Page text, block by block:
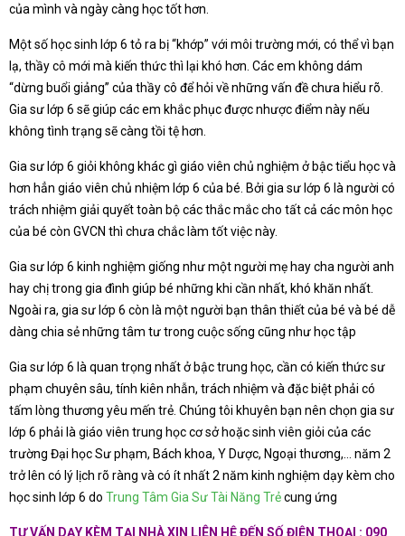
của mình và ngày càng học tốt hơn.
Một số học sinh lớp 6 tỏ ra bị “khớp” với môi trường mới, có thể vì bạn
lạ, thầy cô mới mà kiến thức thì lại khó hơn. Các em không dám
“dừng buổi giảng” của thầy cô để hỏi về những vấn đề chưa hiểu rõ.
Gia sư lớp 6 sẽ giúp các em khắc phục được nhược điểm này nếu
không tình trạng sẽ càng tồi tệ hơn.
Gia sư lớp 6 giỏi không khác gì giáo viên chủ nghiệm ở bậc tiểu học và
hơn hẳn giáo viên chủ nhiệm lớp 6 của bé. Bởi gia sư lớp 6 là người có
trách nhiệm giải quyết toàn bộ các thắc mắc cho tất cả các môn học
của bé còn GVCN thì chưa chắc làm tốt việc này.
Gia sư lớp 6 kinh nghiệm giống như một người mẹ hay cha người anh
hay chị trong gia đình giúp bé những khi cần nhất, khó khăn nhất.
Ngoài ra, gia sư lớp 6 còn là một người bạn thân thiết của bé và bé dễ
dàng chia sẻ những tâm tư trong cuộc sống cũng như học tập
Gia sư lớp 6 là quan trọng nhất ở bậc trung học, cần có kiến thức sư
phạm chuyên sâu, tính kiên nhẫn, trách nhiệm và đặc biệt phải có
tấm lòng thương yêu mến trẻ. Chúng tôi khuyên bạn nên chọn gia sư
lớp 6 phải là giáo viên trung học cơ sở hoặc sinh viên giỏi của các
trường Đại học Sư phạm, Bách khoa, Y Dược, Ngoại thương,… năm 2
trở lên có lý lịch rõ ràng và có ít nhất 2 năm kinh nghiệm dạy kèm cho
học sinh lớp 6 do Trung Tâm Gia Sư Tài Năng Trẻcung ứng
TƯ VẤN DẠY KÈM TẠI NHÀ XIN LIÊN HỆ ĐẾN SỐ ĐIỆN THOẠI : 090